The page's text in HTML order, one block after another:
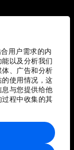
用户需求的内
以及分析我们
、广告和分析
使用情况，这
与您提供给他
程中收集的其